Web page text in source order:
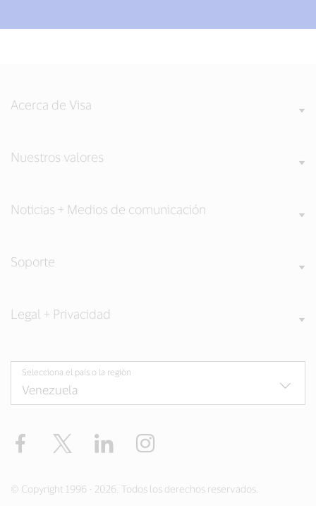
Acerca de Visa
Nuestros valores
Noticias + Medios de comunicación
Soporte
Legal + Privacidad
Selecciona el país o la región
Facebook Twitter LinkedIn
© Copyright 1996 - 2026. Todos los derechos reservados.